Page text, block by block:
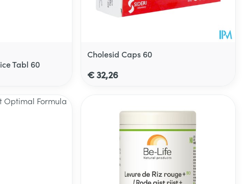
Tabl 60
Cholesid Caps 60
€ 32,26